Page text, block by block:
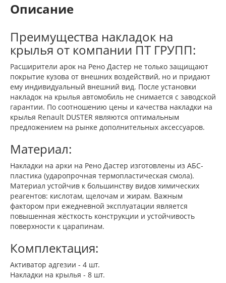
Описание
Преимущества накладок на
крылья от компании ПТ ГРУПП:
Расширители арок на Рено Дастер не только защищают
покрытие кузова от внешних воздействий, но и придают
ему индивидуальный внешний вид. После установки
накладок на крылья автомобиль не снимается с заводской
гарантии. По соотношению цены и качества накладки на
крылья Renault DUSTER являются оптимальным
предложением на рынке дополнительных аксессуаров.
Материал:
Накладки на арки на Рено Дастер изготовлены из АБС-
пластика (ударопрочная термопластическая смола).
Материал устойчив к большинству видов химических
реагентов: кислотам, щелочам и жирам. Важным
фактором при ежедневной эксплуатации является
повышенная жёсткость конструкции и устойчивость
поверхности к царапинам.
Комплектация:
Активатор адгезии - 4 шт.
Накладки на крылья - 8 шт.